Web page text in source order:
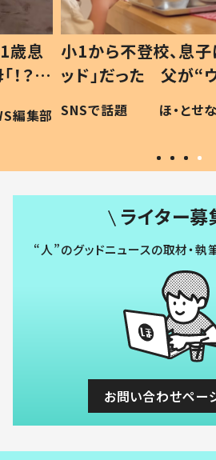
歳息
？」
編集部
小1から不登校、息子
ッド」だった 父が“
作り続ける理由と
#令和の子
SNSで話題 ほ・とせ
ライター募
“人”のグッドニュースの取材・執
お問い合わせペー